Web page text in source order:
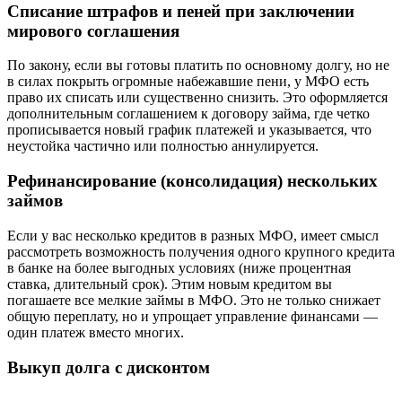
Списание штрафов и пеней при заключении
мирового соглашения
По закону, если вы готовы платить по основному долгу, но не
в силах покрыть огромные набежавшие пени, у МФО есть
право их списать или существенно снизить. Это оформляется
дополнительным соглашением к договору займа, где четко
прописывается новый график платежей и указывается, что
неустойка частично или полностью аннулируется.
Рефинансирование (консолидация) нескольких
займов
Если у вас несколько кредитов в разных МФО, имеет смысл
рассмотреть возможность получения одного крупного кредита
в банке на более выгодных условиях (ниже процентная
ставка, длительный срок). Этим новым кредитом вы
погашаете все мелкие займы в МФО. Это не только снижает
общую переплату, но и упрощает управление финансами —
один платеж вместо многих.
Выкуп долга с дисконтом